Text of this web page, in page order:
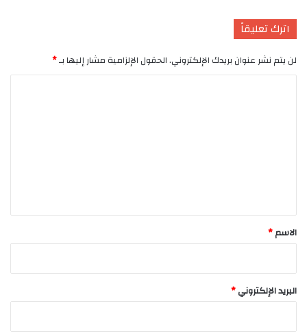
اترك تعليقاً
لن يتم نشر عنوان بريدك الإلكتروني.الحقول الإلزامية مشار إليها بـ*
*
الاسم*
البريد الإلكتروني*